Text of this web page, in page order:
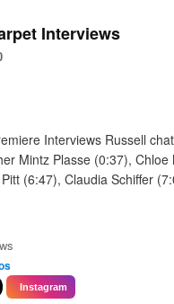
Interviews
Interviews Russell
Mintz Plasse (0:37),
(6:47), Claudia Schiffer
Instagram